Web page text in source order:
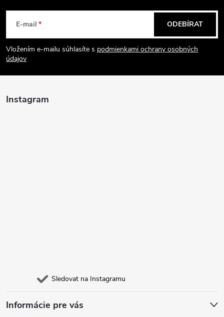
p
a
E-mail
Vložením e-mailu súhlasíte s podmienkami ochrany osobných
údajov
ODEBÍRAT
Instagram
Sledovat na Instagramu
Informácie pre vás